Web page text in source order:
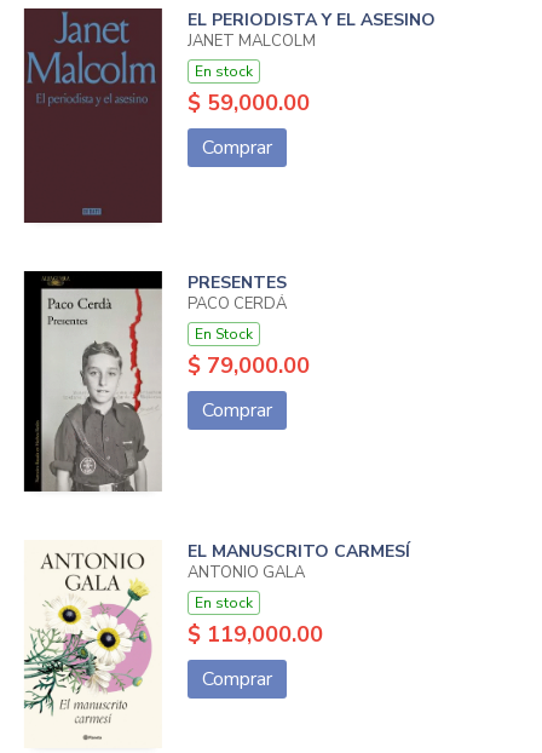
EL PERIODISTA Y EL ASESINO
JANET MALCOLM
En stock
$ 59,000.00
Comprar
PRESENTES
PACO CERDÁ
En Stock
$ 79,000.00
Comprar
EL MANUSCRITO CARMESÍ
ANTONIO GALA
En stock
$ 119,000.00
Comprar